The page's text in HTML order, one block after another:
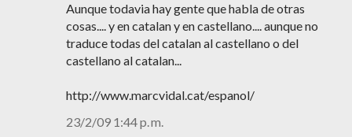
Aunque todavia hay gente que habla de otras
cosas.... y en catalan y en castellano.... aunque no
traduce todas del catalan al castellano o del
castellano al catalan...
http://www.marcvidal.cat/espanol/
23/2/09 1:44 p. m.